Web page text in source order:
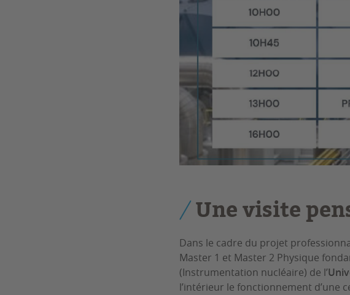
Une visite
Dans le cadre du projet
Master 1 et Master 2 Physique
(Instrumentation nucléaire) de l’
l’intérieur le fonctionnement d’une